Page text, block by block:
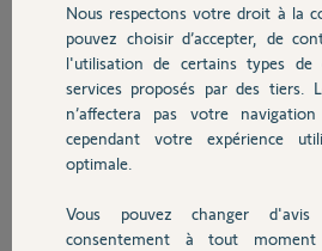
Chauffage
Autres produits
Devis avec un pro
Marc B.
il y a presque 2 ans
Participer au fil
Réponses
Nous respectons votre droit à la
pouvez choisir d’accepter, de
l'utilisation de certains types de
services proposés par des tiers.
n’affectera pas votre
cependant votre expérience
optimale.
Vous pouvez changer
consentement à tout